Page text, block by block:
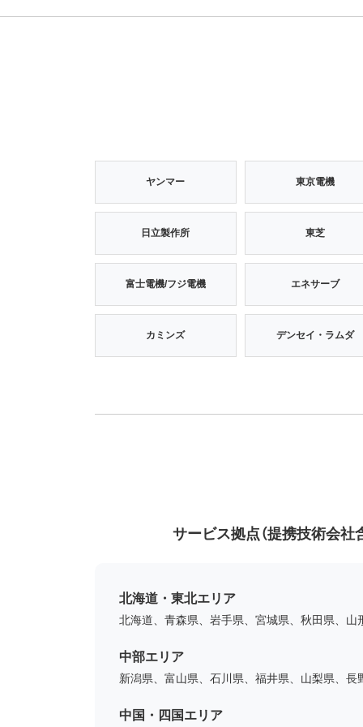
ヤンマー 東京電機
日立製作所 東芝
富士電機/フジ電機 エネサーブ
カミンズ デンセイ・ラムダ
サービス拠点（提携技術会社
北海道・東北エリア
北海道、青森県、岩手県、宮城県、秋田県、山
中部エリア
新潟県、富山県、石川県、福井県、山梨県、
中国・四国エリア